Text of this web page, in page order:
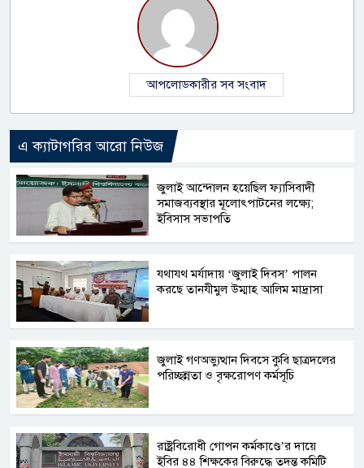
আপলোডকারীর সব সংবাদ
এ ক্যাটাগরির আরো নিউজ
জুলাই আন্দোলন হয়েছিল ফ্যাসিবাদী
সমাজব্যবস্থার মূলোৎপাটনের লক্ষ্যে;
ইবিসাস সভাপতি
যথাযথ মর্যাদায় ‘জুলাই দিবস’ পালন
করছে তানযীমুল উম্মাহ আলিম মাদ্রাসা
জুলাই গণঅভ্যুত্থান দিবসে কুবি ছাত্রদলের
পরিচ্ছন্নতা ও বৃক্ষরোপণ কর্মসূচি
রাষ্ট্রবিরোধী গোপন কর্মকাণ্ডে’র দায়ে
ইবির ৪৪ শিক্ষকের বিরুদ্ধে তদন্ত কমিটি